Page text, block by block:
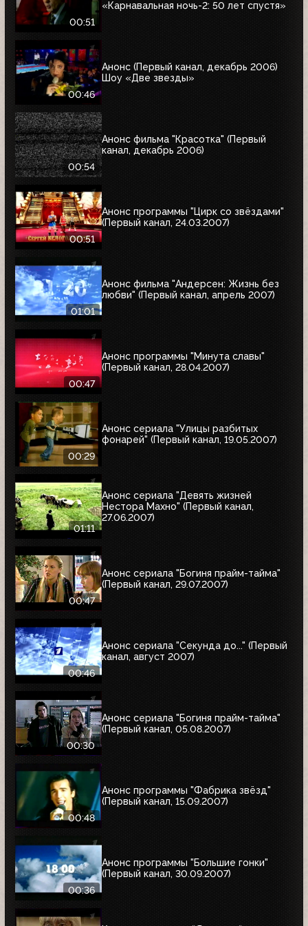
00:51
«Карнавальная ночь-2: 50 лет спустя»
00:46
Анонс (Первый канал, декабрь 2006)
Шоу «Две звезды»
00:54
Анонс фильма "Красотка" (Первый
канал, декабрь 2006)
00:51
Анонс программы "Цирк со звёздами"
(Первый канал, 24.03.2007)
01:01
Анонс фильма "Андерсен: Жизнь без
любви" (Первый канал, апрель 2007)
00:47
Анонс программы "Минута славы"
(Первый канал, 28.04.2007)
00:29
Анонс сериала "Улицы разбитых
фонарей" (Первый канал, 19.05.2007)
01:11
Анонс сериала "Девять жизней
Нестора Махно" (Первый канал,
27.06.2007)
00:47
Анонс сериала "Богиня прайм-тайма"
(Первый канал, 29.07.2007)
00:46
Анонс сериала "Секунда до..." (Первый
канал, август 2007)
00:30
Анонс сериала "Богиня прайм-тайма"
(Первый канал, 05.08.2007)
00:48
Анонс программы "Фабрика звёзд"
(Первый канал, 15.09.2007)
00:36
Анонс программы "Большие гонки"
(Первый канал, 30.09.2007)